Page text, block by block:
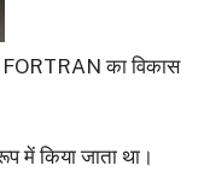
का विकास
में किया जाता था।